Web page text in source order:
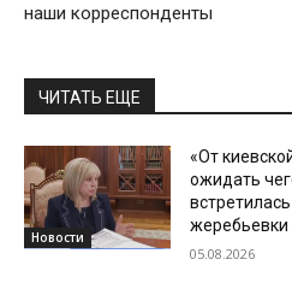
наши корреспонденты
ЧИТАТЬ ЕЩЕ
Новости
«От
ожидать
жеребьевки
05.08.2026